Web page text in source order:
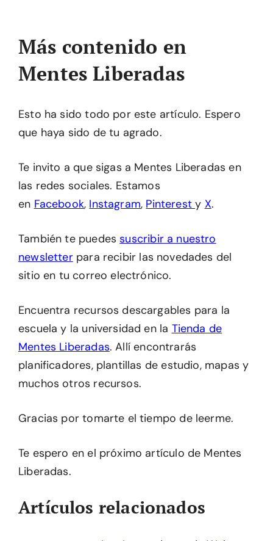
Más contenido en
Mentes Liberadas
Esto ha sido todo por este artículo. Espero
que haya sido de tu agrado.
Te invito a que sigas a Mentes Liberadas en
las redes sociales. Estamos
en Facebook, Instagram, Pinteresty X.
También te puedessuscribir a nuestro
newsletterpara recibir las novedades del
sitio en tu correo electrónico.
Encuentra recursos descargables para la
escuela y la universidad en la Tienda de
Mentes Liberadas. Allí encontrarás
planificadores, plantillas de estudio, mapas y
muchos otros recursos.
Gracias por tomarte el tiempo de leerme.
Te espero en el próximo artículo de Mentes
Liberadas.
Artículos relacionados